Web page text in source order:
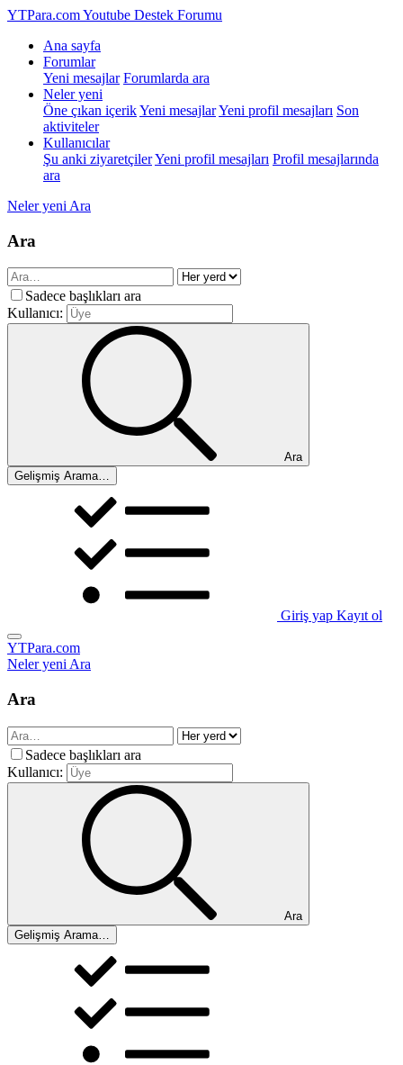
YTPara.comYoutube Destek Forumu
Ana sayfa
Forumlar
Yeni mesajlar Forumlarda ara
Neler yeni
Öne çıkan içerikYeni mesajlarYeni profil mesajları Son
aktiviteler
Kullanıcılar
Şu anki ziyaretçilerYeni profil mesajları Profil mesajlarında
ara
Neler yeni Ara
Ara
Sadece başlıkları ara
Kullanıcı:
Ara
Gelişmiş Arama…
Giriş yap Kayıt ol
YTPara.com
Neler yeniAra
Ara
Sadece başlıkları ara
Kullanıcı:
Ara
Gelişmiş Arama…